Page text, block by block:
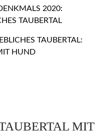
2020:
TAUBERTAL
TAUBERTAL:
HUND
MIT